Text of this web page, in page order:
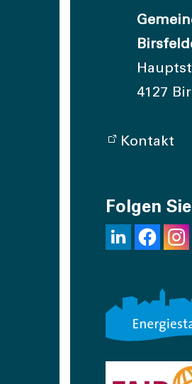
4127
Kontakt
Folgen